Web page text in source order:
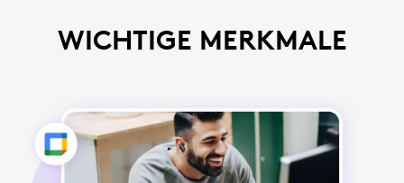
WICHTIGE MERKMALE